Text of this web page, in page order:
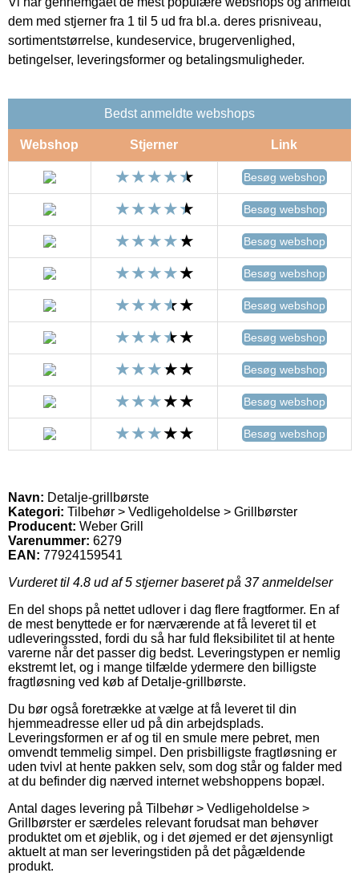
dem med stjerner fra 1 til 5 ud fra bl.a. deres prisniveau,
sortimentstørrelse, kundeservice, brugervenlighed,
betingelser, leveringsformer og betalingsmuligheder.
Bedst anmeldte webshops
Webshop Stjerner Link
Besøg webshop
Besøg webshop
Besøg webshop
Besøg webshop
Besøg webshop
Besøg webshop
Besøg webshop
Besøg webshop
Besøg webshop
Navn: Detalje-grillbørste
Kategori: Tilbehør > Vedligeholdelse > Grillbørster
Producent: Weber Grill
Varenummer: 6279
EAN: 77924159541
Vurderet til 4.8 ud af 5 stjerner baseret på 37anmeldelser
En del shops på nettet udlover i dag flere fragtformer. En af
de mest benyttede er for nærværende at få leveret til et
udleveringssted, fordi du så har fuld fleksibilitet til at hente
varerne når det passer dig bedst. Leveringstypen er nemlig
ekstremt let, og i mange tilfælde ydermere den billigste
fragtløsning ved køb af Detalje-grillbørste.
Du bør også foretrække at vælge at få leveret til din
hjemmeadresse eller ud på din arbejdsplads.
Leveringsformen er af og til en smule mere pebret, men
omvendt temmelig simpel. Den prisbilligste fragtløsning er
uden tvivl at hente pakken selv, som dog står og falder med
at du befinder dig nærved internet webshoppens bopæl.
Antal dages levering på Tilbehør > Vedligeholdelse >
Grillbørster er særdeles relevant forudsat man behøver
produktet om et øjeblik, og i det øjemed er det øjensynligt
aktuelt at man ser leveringstiden på det pågældende
produkt.